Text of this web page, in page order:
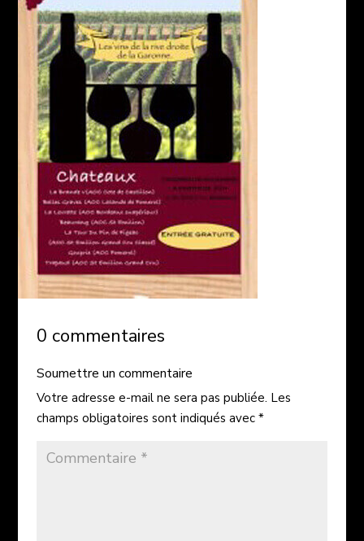
0 commentaires
Soumettre un commentaire
Votre adresse e-mail ne sera pas publiée. Les
champs obligatoires sont indiqués avec *